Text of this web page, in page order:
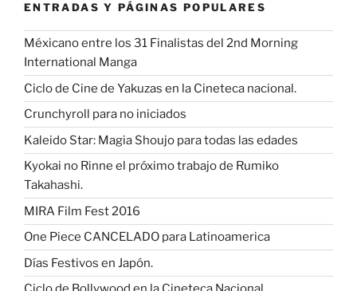
ENTRADAS Y PÁGINAS POPULARES
Méxicano entre los 31 Finalistas del 2nd Morning
International Manga
Ciclo de Cine de Yakuzas en la Cineteca nacional.
Crunchyroll para no iniciados
Kaleido Star: Magia Shoujo para todas las edades
Kyokai no Rinne el próximo trabajo de Rumiko
Takahashi.
MIRA Film Fest 2016
One Piece CANCELADO para Latinoamerica
Días Festivos en Japón.